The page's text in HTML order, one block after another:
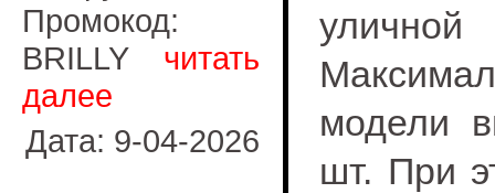
Промокод:
BRILLY читать
далее
Дата: 9-04-2026
уличной
модели
шт. При